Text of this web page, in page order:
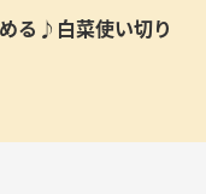
る♪白菜使い切り